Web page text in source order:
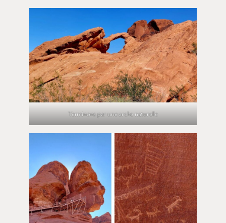
Terminons par une arche naturelle